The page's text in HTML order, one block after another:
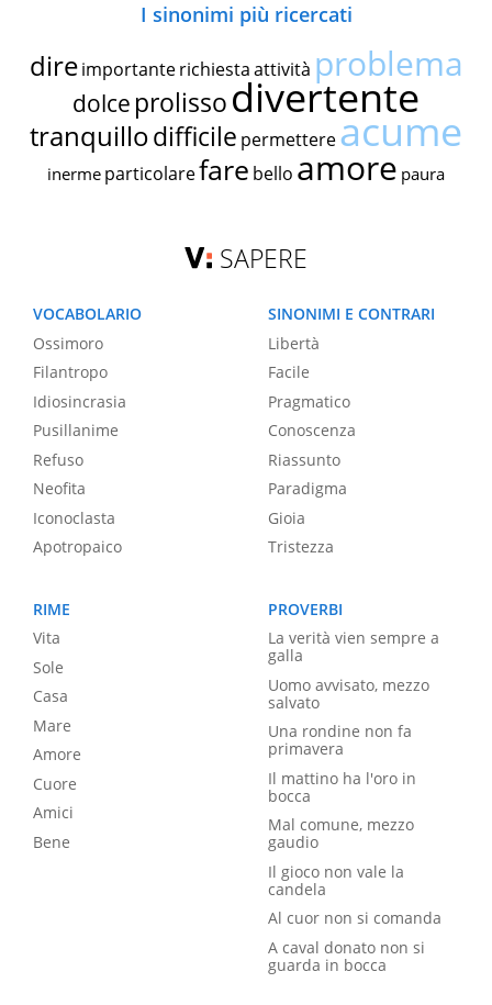
I sinonimi più ricercati
dire importante richiestaattività problema
dolce prolissodivertente
tranquillodifficile permettereacume
inerme particolarefare bello amore paura
SAPERE
VOCABOLARIO
Ossimoro
Filantropo
Idiosincrasia
Pusillanime
Refuso
Neofita
Iconoclasta
Apotropaico
SINONIMI E CONTRARI
Libertà
Facile
Pragmatico
Conoscenza
Riassunto
Paradigma
Gioia
Tristezza
RIME
Vita
Sole
Casa
Mare
Amore
Cuore
Amici
Bene
PROVERBI
La verità vien sempre a
galla
Uomo avvisato, mezzo
salvato
Una rondine non fa
primavera
Il mattino ha l'oro in
bocca
Mal comune, mezzo
gaudio
Il gioco non vale la
candela
Al cuor non si comanda
A caval donato non si
guarda in bocca